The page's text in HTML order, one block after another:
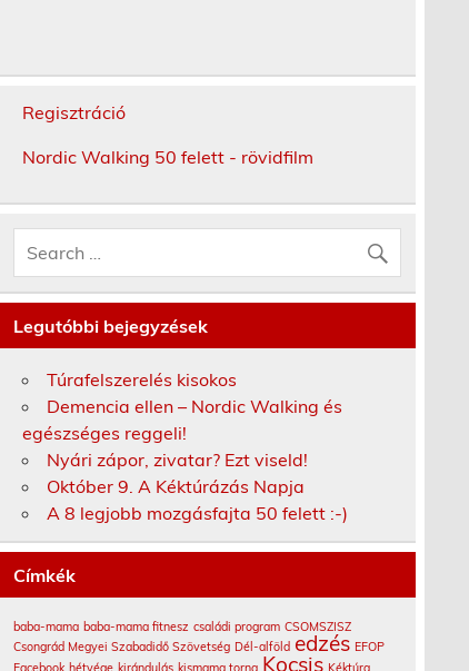
Regisztráció
Nordic Walking 50 felett - rövidfilm
Legutóbbi bejegyzések
Túrafelszerelés kisokos
Demencia ellen – Nordic Walking és
egészséges reggeli!
Nyári zápor, zivatar? Ezt viseld!
Október 9. A Kéktúrázás Napja
A 8 legjobb mozgásfajta 50 felett :-)
Címkék
baba-mama baba-mama fitnesz családi program CSOMSZISZ
Csongrád Megyei Szabadidő Szövetség Dél-alföld edzés EFOP
Kocsis